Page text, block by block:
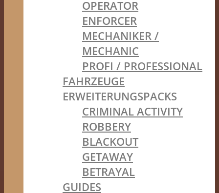
OPERATOR
ENFORCER
MECHANIKER /
MECHANIC
PROFI / PROFESSIONAL
FAHRZEUGE
ERWEITERUNGSPACKS
CRIMINAL ACTIVITY
ROBBERY
BLACKOUT
GETAWAY
BETRAYAL
GUIDES